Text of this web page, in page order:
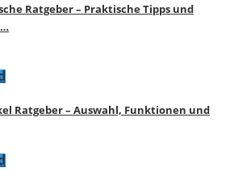
Ratgeber – Praktische Tipps und
Ratgeber – Auswahl, Funktionen und